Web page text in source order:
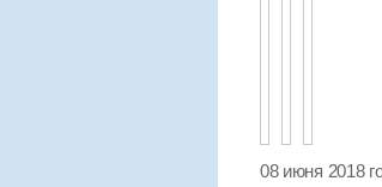
08 июня 2018